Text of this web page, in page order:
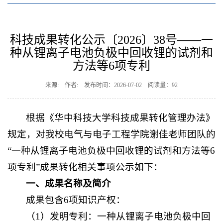
科技成果转化公示〔2026〕38号——一
种从锂离子电池负极中回收锂的试剂和
方法等6项专利
来源: 作者: 发布时间：2026-07-02 阅读量： 92
根据《华中科技大学科技成果转化管理办法》
规定，对我校电气与电子工程学院谢佳老师团队的
“一种从锂离子电池负极中回收锂的试剂和方法等6
项专利”成果转化相关事项公示如下：
一、成果名称及简介
成果包含6项知识产权：
（1）发明专利：一种从锂离子电池负极中回